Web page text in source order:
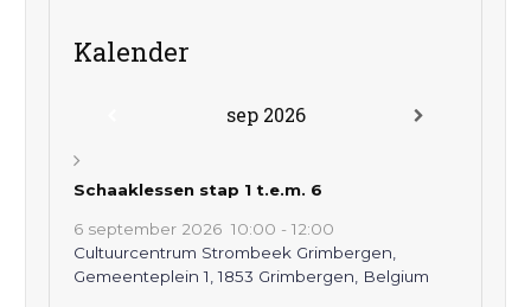
Kalender
sep 2026
Schaaklessen stap 1 t.e.m. 6
6 september 2026 10:00 -12:00
Cultuurcentrum Strombeek Grimbergen,
Gemeenteplein 1, 1853 Grimbergen, Belgium